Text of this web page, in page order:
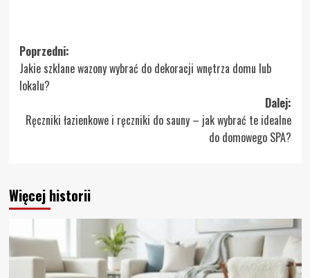
Zobacz
wpisy
Poprzedni:
Jakie szklane wazony wybrać do dekoracji wnętrza domu lub
lokalu?
Dalej:
Ręczniki łazienkowe i ręczniki do sauny – jak wybrać te idealne
do domowego SPA?
Więcej historii